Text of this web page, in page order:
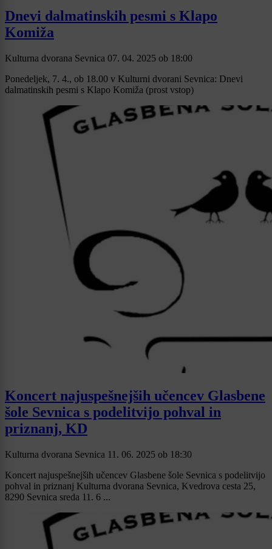
Dnevi dalmatinskih pesmi s Klapo
Komiža
Kulturna dvorana Sevnica 07. 04. 2025 ob 18:00
Ponedeljek, 7. 4., ob 18.00 v Kulturni dvorani Sevnica: Dnevi
dalmatinskih pesmi s Klapo Komiža (prost vstop)
Koncert najuspešnejših učencev Glasbene
šole Sevnica s podelitvijo pohval in
priznanj, KD
Kulturna dvorana Sevnica 11. 06. 2025 ob 18:30
Koncert najuspešnejših učencev Glasbene šole Sevnica s podelitvijo
pohval in priznanj Kulturna dvorana Sevnica, Kvedrova cesta 25,
8290 Sevnica sreda 11. 6 ...